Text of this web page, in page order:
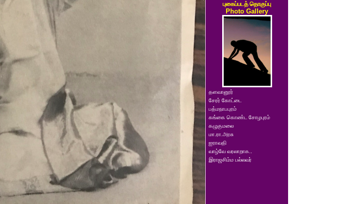
புகைப்படத் தொகுப்பு
Photo Gallery
தளவானூர்
சேரர் கோட்டை
பத்மநாபபுரம்
கங்கை கொண்ட சோழபுரம்
கழுகுமலை
மா.ரா.அரசு
ஐராவதி
வாழ்வே வரலாறாக..
இராஜசிம்ம பல்லவர்